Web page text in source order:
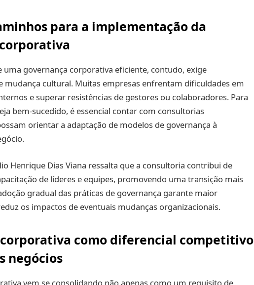
para a implementação da
uma governança corporativa eficiente, contudo, exige
cultural. Muitas empresas enfrentam dificuldades em
e superar resistências de gestores ou colaboradores. Para
bem-sucedido, é essencial contar com consultorias
orientar a adaptação de modelos de governança à
Henrique Dias Viana ressalta que a consultoria contribui de
de líderes e equipes, promovendo uma transição mais
gradual das práticas de governança garante maior
os impactos de eventuais mudanças organizacionais.
como diferencial competitivo
negócios